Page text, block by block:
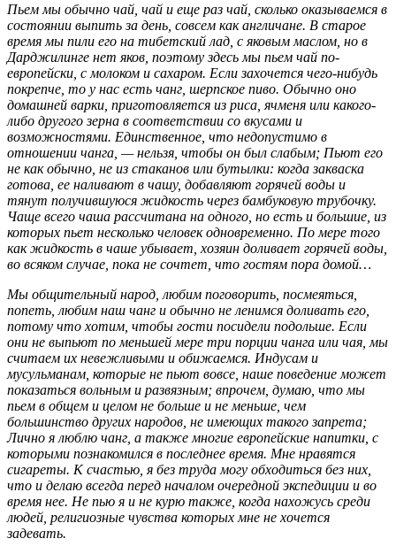
Пьем мы обычно чай, чай и еще раз чай, сколько оказываемся в
состоянии выпить за день, совсем как англичане. В старое
время мы пили его на тибетский лад, с яковым маслом, но в
Дарджилинге нет яков, поэтому здесь мы пьем чай по-
европейски, с молоком и сахаром. Если захочется чего-нибудь
покрепче, то у нас есть чанг, шерпское пиво. Обычно оно
домашней варки, приготовляется из риса, ячменя или какого-
либо другого зерна в соответствии со вкусами и
возможностями. Единственное, что недопустимо в
отношении чанга, — нельзя, чтобы он был слабым; Пьют его
не как обычно, не из стаканов или бутылки: когда закваска
готова, ее наливают в чашу, добавляют горячей воды и
тянут получившуюся жидкость через бамбуковую трубочку.
Чаще всего чаша рассчитана на одного, но есть и большие, из
которых пьет несколько человек одновременно. По мере того
как жидкость в чаше убывает, хозяин доливает горячей воды,
во всяком случае, пока не сочтет, что гостям пора домой…
Мы общительный народ, любим поговорить, посмеяться,
попеть, любим наш чанг и обычно не ленимся доливать его,
потому что хотим, чтобы гости посидели подольше. Если
они не выпьют по меньшей мере три порции чанга или чая, мы
считаем их невежливыми и обижаемся. Индусам и
мусульманам, которые не пьют вовсе, наше поведение может
показаться вольным и развязным; впрочем, думаю, что мы
пьем в общем и целом не больше и не меньше, чем
большинство других народов, не имеющих такого запрета;
Лично я люблю чанг, а также многие европейские напитки, с
которыми познакомился в последнее время. Мне нравятся
сигареты. К счастью, я без труда могу обходиться без них,
что и делаю всегда перед началом очередной экспедиции и во
время нее. Не пью я и не курю также, когда нахожусь среди
людей, религиозные чувства которых мне не хочется
задевать.